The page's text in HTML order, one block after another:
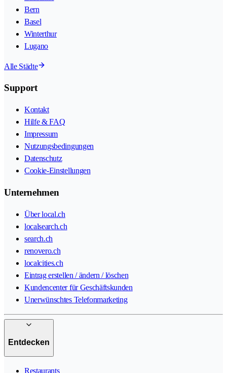
Bern
Basel
Winterthur
Lugano
Alle Städte
Support
Kontakt
Hilfe & FAQ
Impressum
Nutzungsbedingungen
Datenschutz
Cookie-Einstellungen
Unternehmen
Über local.ch
localsearch.ch
search.ch
renovero.ch
localcities.ch
Eintrag erstellen / ändern / löschen
Kundencenter für Geschäftskunden
Unerwünschtes Telefonmarketing
Entdecken
Restaurants